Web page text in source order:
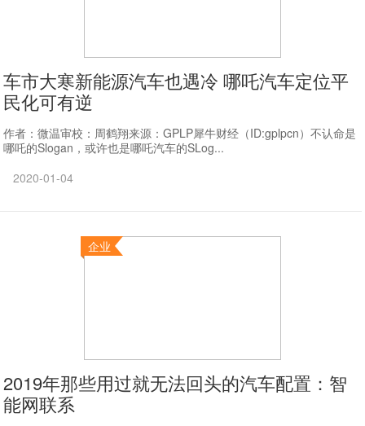
车市大寒新能源汽车也遇冷 哪吒汽车定位平
民化可有逆
作者：微温审校：周鹤翔来源：GPLP犀牛财经（ID:gplpcn）不认命是
哪吒的Slogan，或许也是哪吒汽车的SLog...
2020-01-04
企业
2019年那些用过就无法回头的汽车配置：智
能网联系